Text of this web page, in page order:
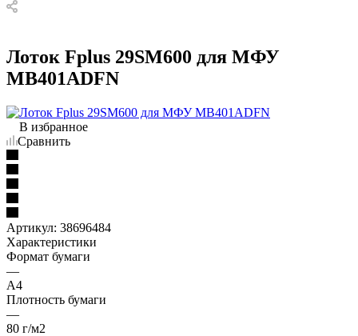
Лоток Fplus 29SM600 для МФУ
MB401ADFN
В избранное
Сравнить
Артикул: 38696484
Характеристики
Формат бумаги
—
A4
Плотность бумаги
—
80 г/м2